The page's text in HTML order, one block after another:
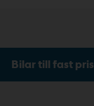
Bilar till fast pris